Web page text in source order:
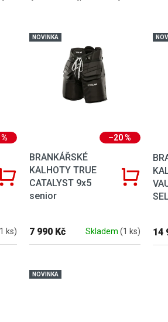
ks)
NOVINKA
–20 %
BRANKÁŘSKÉ
KALHOTY TRUE
CATALYST 9x5
senior
Skladem (1 ks)
7 990 Kč 14
NOVINKA